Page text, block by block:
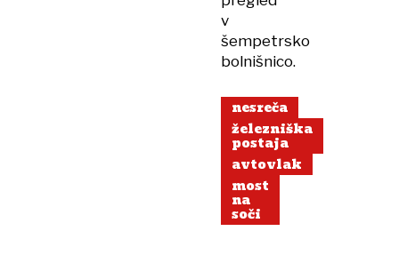
v
šempetrsko
bolnišnico.
nesreča
železniška
postaja
avtovlak
most
na
soči